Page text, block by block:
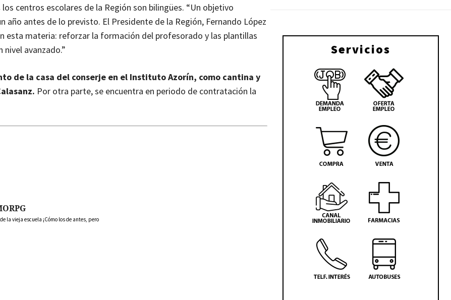
centros escolares de la Región son bilingües. “Un objetivo
antes de lo previsto. El Presidente de la Región, Fernando López
esta materia: reforzar la formación del profesorado y las plantillas
avanzado.”
de la casa del conserje en el Instituto Azorín, como cantina y
Por otra parte, se encuentra en periodo de contratación la
la vieja escuela ¡Cómo los de antes, pero
Servicios